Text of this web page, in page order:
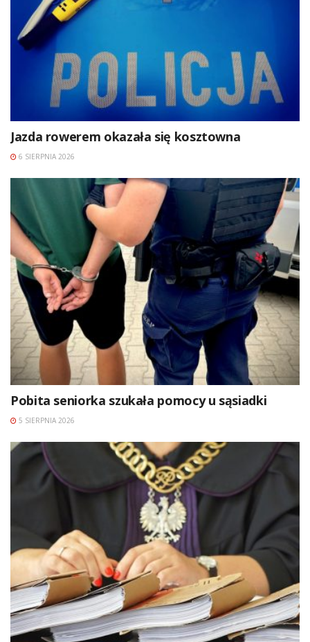
Jazda rowerem okazała się kosztowna
6 SIERPNIA 2026
Pobita seniorka szukała pomocy u sąsiadki
5 SIERPNIA 2026